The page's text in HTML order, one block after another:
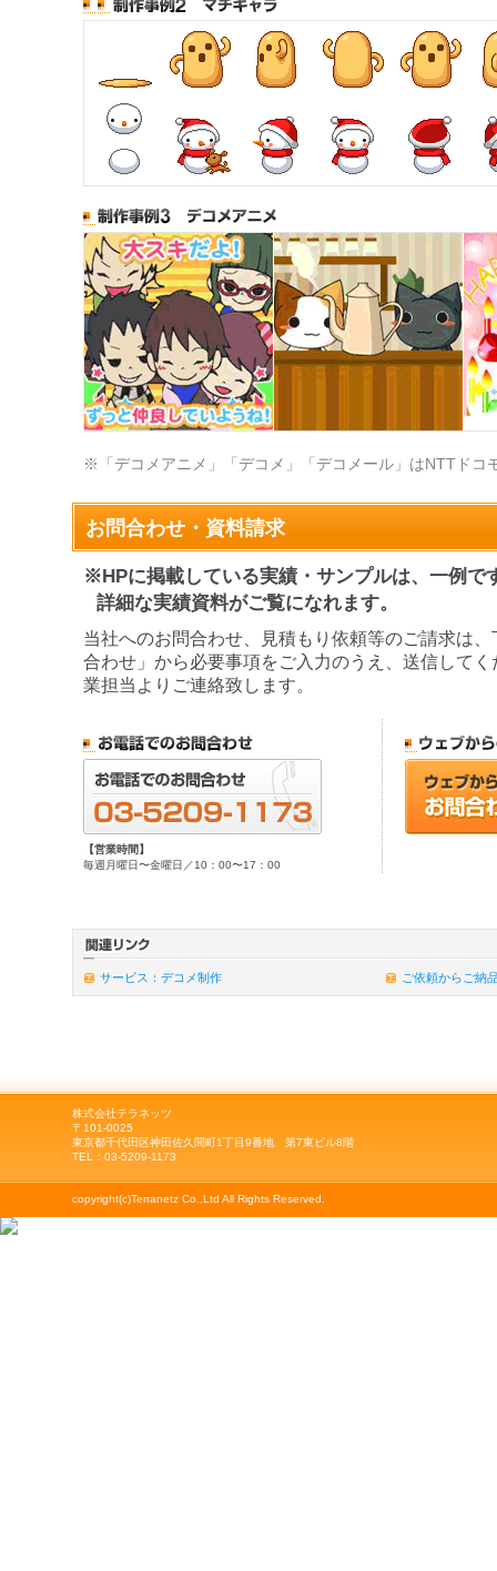
※「デコメアニメ」「デコメ」「デコメール」はNTTドコ
お問合わせ・資料請求
※HPに掲載している実績・サンプルは、一例で
詳細な実績資料がご覧になれます。
当社へのお問合わせ、見積もり依頼等のご請求は
合わせ」から必要事項をご入力のうえ、送信して
業担当よりご連絡致します。
【営業時間】
毎週月曜日〜金曜日／10：00〜17：00
サービス：デコメ制作 ご依頼からご納
株式会社テラネッツ
〒101-0025
東京都千代田区神田佐久間町1丁目9番地 第7東ビル8階
TEL：03-5209-1173
copyright(c)Terranetz Co.,Ltd All Rights Reserved.